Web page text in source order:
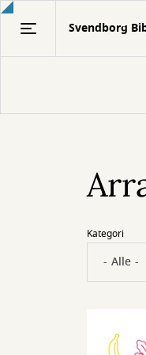
Gå
Svendborg
Kategori